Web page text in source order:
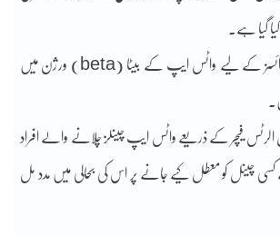
گیا ہے۔
یہ تینوں فیچرز اینڈرائیڈ ڈیوائسز کے لیے واٹس ایپ کے بیٹا (beta) ورژن میں
فیچر کے ذریعے واٹس ایپ چینلز چلانے والے افراد
کسی چینل کو معطل کیے جانے پر اس کی بحالی میں مدد مل